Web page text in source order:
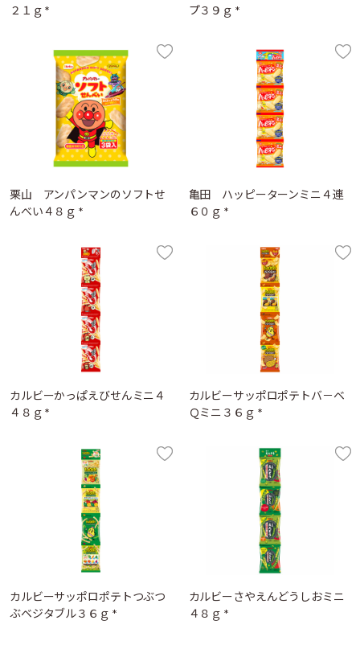
２１ｇ *
プ３９ｇ *
栗山 アンパンマンのソフトせ
んべい４８ｇ *
亀田 ハッピーターンミニ４連
６０ｇ *
カルビーかっぱえびせんミニ４
４８ｇ *
カルビーサッポロポテトバ－ベ
Ｑミニ３６ｇ *
カルビーサッポロポテトつぶつ
ぶベジタブル３６ｇ *
カルビーさやえんどうしおミニ
４８ｇ *